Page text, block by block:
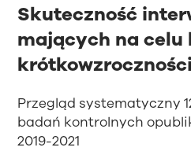
Skuteczność
mających na celu
krótkowzroczności
Przegląd systematyczny
badań kontrolnych
2019-2021